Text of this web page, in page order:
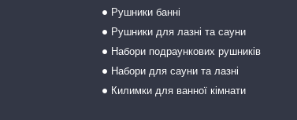
Рушники банні
Рушники для лазні та сауни
Набори подраункових рушників
Набори для сауни та лазні
Килимки для ванної кімнати